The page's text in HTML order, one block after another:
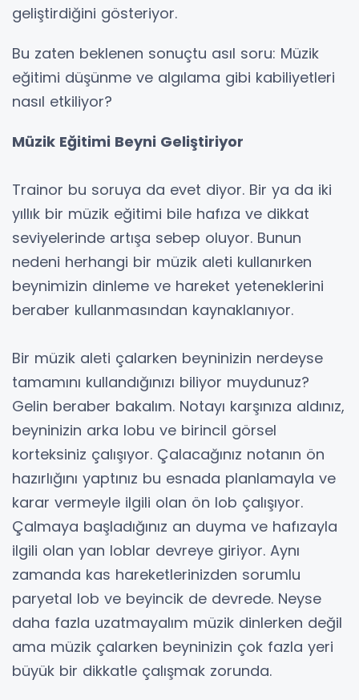
geliştirdiğini gösteriyor.
Bu zaten beklenen sonuçtu asıl soru: Müzik
eğitimi düşünme ve algılama gibi kabiliyetleri
nasıl etkiliyor?
Müzik Eğitimi Beyni Geliştiriyor
Trainor bu soruya da evet diyor. Bir ya da iki
yıllık bir müzik eğitimi bile hafıza ve dikkat
seviyelerinde artışa sebep oluyor. Bunun
nedeni herhangi bir müzik aleti kullanırken
beynimizin dinleme ve hareket yeteneklerini
beraber kullanmasından kaynaklanıyor.
Bir müzik aleti çalarken beyninizin nerdeyse
tamamını kullandığınızı biliyor muydunuz?
Gelin beraber bakalım. Notayı karşınıza aldınız,
beyninizin arka lobu ve birincil görsel
korteksiniz çalışıyor. Çalacağınız notanın ön
hazırlığını yaptınız bu esnada planlamayla ve
karar vermeyle ilgili olan ön lob çalışıyor.
Çalmaya başladığınız an duyma ve hafızayla
ilgili olan yan loblar devreye giriyor. Aynı
zamanda kas hareketlerinizden sorumlu
paryetal lob ve beyincik de devrede. Neyse
daha fazla uzatmayalım müzik dinlerken değil
ama müzik çalarken beyninizin çok fazla yeri
büyük bir dikkatle çalışmak zorunda.